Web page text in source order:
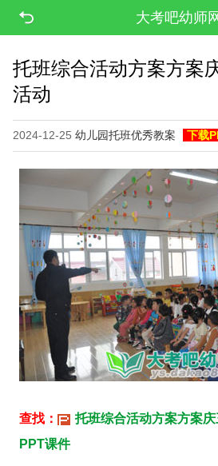
大考吧幼师网
托班综合活动方案方案
活动
2024-12-25 幼儿园托班优秀教案 下载
查找：
托班综合活动方案方案
PPT课件